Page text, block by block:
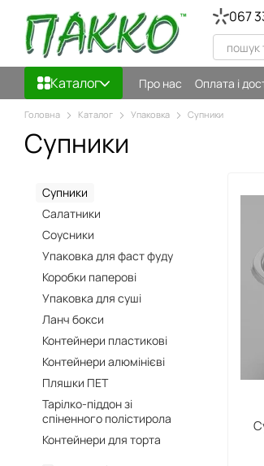
Перейти до основного контенту 067
Каталог Про нас Оплата і
Головна Каталог Упаковка Супники
Супники
Супники
Салатники
Соусники
Упаковка для фаст фуду
Коробки паперові
Упаковка для суші
Ланч бокси
Контейнери пластикові
Контейнери алюмінієві
Пляшки ПЕТ
Тарілко-піддон зі
спіненного полістирола
Контейнери для торта